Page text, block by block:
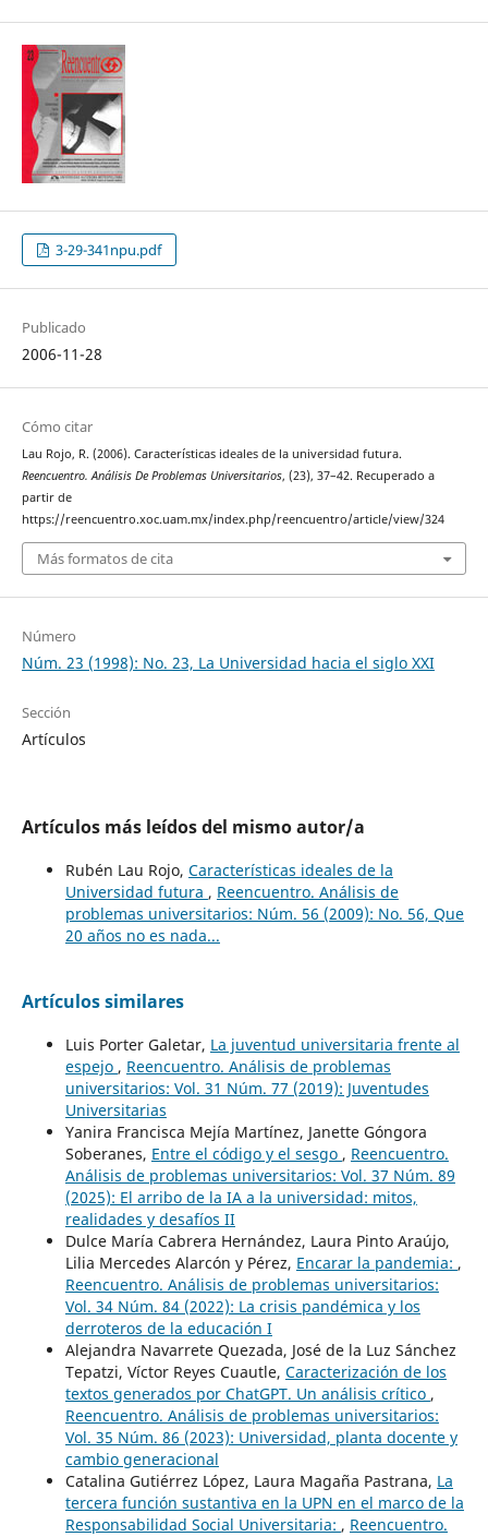
3-29-341npu.pdf
Publicado
2006-11-28
Cómo citar
Lau Rojo, R. (2006). Características ideales de la universidad futura.
Reencuentro. Análisis De Problemas Universitarios, (23), 37–42. Recuperado a
partir de
https://reencuentro.xoc.uam.mx/index.php/reencuentro/article/view/324
Más formatos de cita
Número
Núm. 23 (1998): No. 23, La Universidad hacia el siglo XXI
Sección
Artículos
Artículos más leídos del mismo autor/a
Rubén Lau Rojo, Características ideales de la
Universidad futura , Reencuentro. Análisis de
problemas universitarios: Núm. 56 (2009): No. 56, Que
20 años no es nada...
Artículos similares
Luis Porter Galetar, La juventud universitaria frente al
espejo , Reencuentro. Análisis de problemas
universitarios: Vol. 31 Núm. 77 (2019): Juventudes
Universitarias
Yanira Francisca Mejía Martínez, Janette Góngora
Soberanes, Entre el código y el sesgo , Reencuentro.
Análisis de problemas universitarios: Vol. 37 Núm. 89
(2025): El arribo de la IA a la universidad: mitos,
realidades y desafíos II
Dulce María Cabrera Hernández, Laura Pinto Araújo,
Lilia Mercedes Alarcón y Pérez, Encarar la pandemia: ,
Reencuentro. Análisis de problemas universitarios:
Vol. 34 Núm. 84 (2022): La crisis pandémica y los
derroteros de la educación I
Alejandra Navarrete Quezada, José de la Luz Sánchez
Tepatzi, Víctor Reyes Cuautle, Caracterización de los
textos generados por ChatGPT. Un análisis crítico ,
Reencuentro. Análisis de problemas universitarios:
Vol. 35 Núm. 86 (2023): Universidad, planta docente y
cambio generacional
Catalina Gutiérrez López, Laura Magaña Pastrana, La
tercera función sustantiva en la UPN en el marco de la
Responsabilidad Social Universitaria: , Reencuentro.